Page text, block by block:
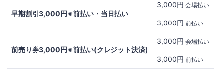
早期割引3,000円※前払い・当日払い
3,000円 会場払い
3,000円 前払い
前売り券3,000円※前払い(クレジット決済)
3,000円 会場払い
3,000円 前払い